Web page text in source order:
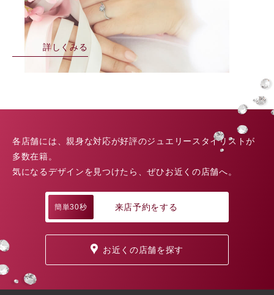
詳しくみる
各店舗には、親身な対応が好評のジュエリースタイリストが
多数在籍。
気になるデザインを見つけたら、ぜひお近くの店舗へ。
簡単30秒 来店予約をする
お近くの店舗を探す